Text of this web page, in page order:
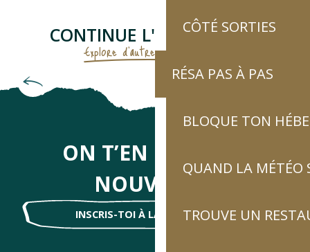
CÔTÉ SORTIES
RÉSA PAS À PAS
BLOQUE TON
QUAND LA MÉTÉO
TROUVE UN
CONTINUE L'AVENTURE...
Explore d'autres thématiques !
Découvre les secrets de l’eau
ON T’EN DIRA DES
NOUVELLES
INSCRIS-TOI À LA NEWSLETTER !